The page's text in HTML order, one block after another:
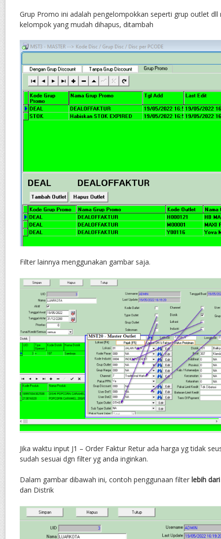
Grup Promo ini adalah pengelompokkan seperti grup outlet dll
kelompok yang mudah dihapus, ditambah
Filter lainnya menggunakan gambar saja.
Jika waktu input J1 – Order Faktur Retur ada harga yg tidak
sudah sesuai dgn filter yg anda inginkan.
Dalam gambar dibawah ini, contoh penggunaan filter lebih
dan Distrik